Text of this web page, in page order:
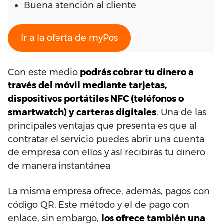
Buena atención al cliente
Ir a la oferta de myPos
Con este medio podrás cobrar tu dinero a
través del móvil mediante tarjetas,
dispositivos portátiles NFC (teléfonos o
smartwatch) y carteras digitales. Una de las
principales ventajas que presenta es que al
contratar el servicio puedes abrir una cuenta
de empresa con ellos y así recibirás tu dinero
de manera instantánea.
La misma empresa ofrece, además, pagos con
código QR. Este método y el de pago con
enlace, sin embargo, los ofrece también una